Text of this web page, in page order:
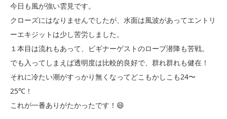
今日も風が強い雲見です。
クローズにはなりませんでしたが、水面は風波があってエントリ
ーエキジットは少し苦労しました。
１本目は流れもあって、ビギナーゲストのロープ潜降も苦戦。
でも入ってしまえば透明度は比較的良好で、群れ群れも健在！
それに冷たい潮がすっかり無くなってどこもかしこも24〜
25℃！
これが一番ありがたかったです！😄